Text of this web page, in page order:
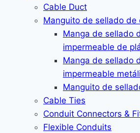
Cable Duct
Manguito de sellado de
Manga de sellado
impermeable de
Manga de sellado
impermeable
Manguito de
Cable Ties
Conduit Connectors &
Flexible Conduits